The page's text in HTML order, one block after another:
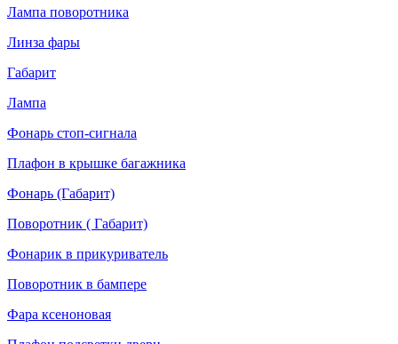
Лампа поворотника
Линза фары
Габарит
Лампа
Фонарь стоп-сигнала
Плафон в крышке багажника
Фонарь (Габарит)
Поворотник ( Габарит)
Фонарик в прикуриватель
Поворотник в бампере
Фара ксеноновая